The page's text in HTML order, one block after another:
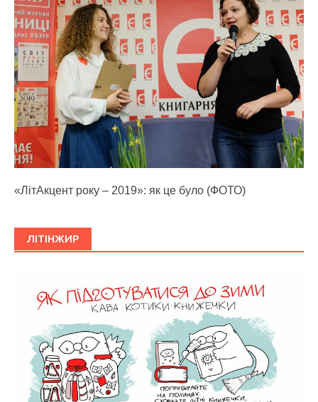
«ЛітАкцент року – 2019»: як це було (ФОТО)
ЛІТІНЖИР